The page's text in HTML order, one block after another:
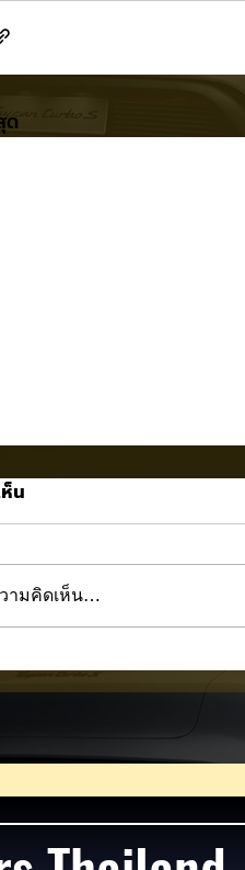
ด
B03X เตรียมเปิด
ครอสโอเวอร์ไฟฟ้าขนาด
ด ลุ้นสเปคและราคาเร็วๆ นี้
น
ามคิดเห็น…